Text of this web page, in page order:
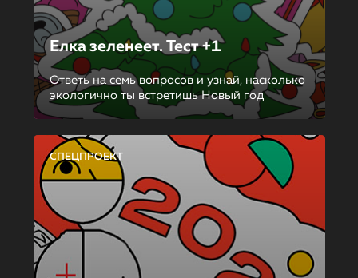
Елка зеленеет. Тест +1
Ответь на семь вопросов и узнай, насколько
экологично ты встретишь Новый год
СПЕЦПРОЕКТ